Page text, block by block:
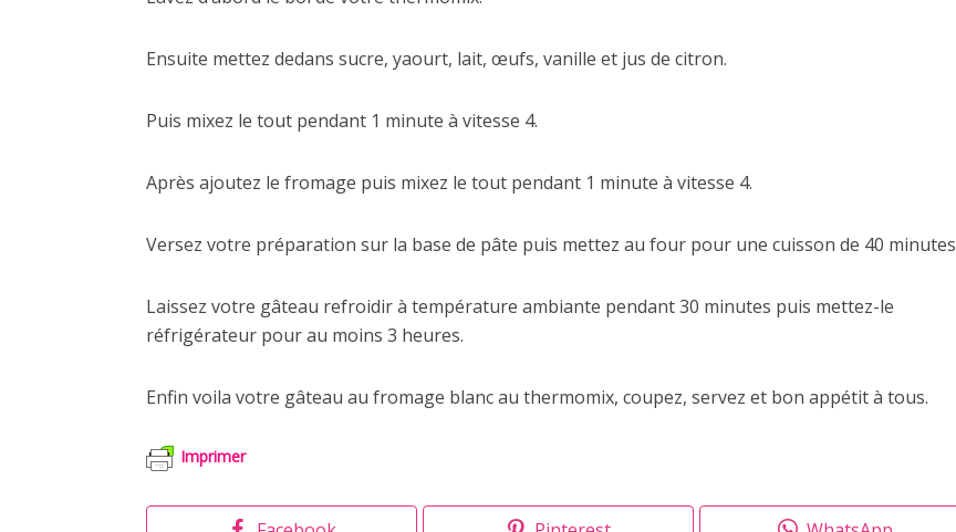
Ensuite mettez dedans sucre, yaourt, lait, œufs, vanille et jus de citron.
Puis mixez le tout pendant 1 minute à vitesse 4.
Après ajoutez le fromage puis mixez le tout pendant 1 minute à vitesse 4.
Versez votre préparation sur la base de pâte puis mettez au four pour une cuisson de 40 minutes
Laissez votre gâteau refroidir à température ambiante pendant 30 minutes puis mettez-le
réfrigérateur pour au moins 3 heures.
Enfin voila votre gâteau au fromage blanc au thermomix, coupez, servez et bon appétit à tous.
Imprimer